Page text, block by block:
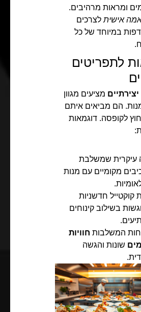
ומראות מרהיבים.
אישיתלצרכים
במיוחד של כל
לתפריטים
מציעים מגוון
הם מביאים איתם
לקופסה. דוגמאות
עיקרית שמשלבת
מקומיים עם מנות
קוקטייל חדשניות
בשילוב קינוחים
המשלבות חוויות
שונות והגשה